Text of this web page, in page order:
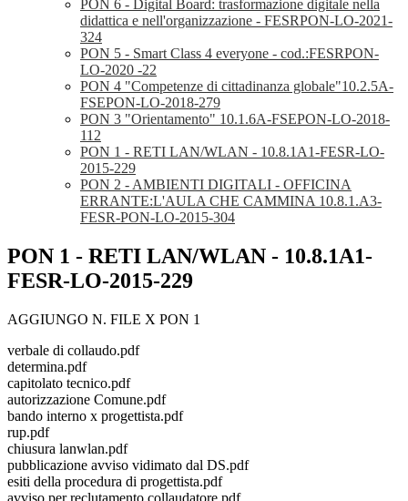
PON 6 - Digital Board: trasformazione digitale nella
didattica e nell'organizzazione - FESRPON-LO-2021-
324
PON 5 - Smart Class 4 everyone - cod.:FESRPON-
LO-2020 -22
PON 4 "Competenze di cittadinanza globale"10.2.5A-
FSEPON-LO-2018-279
PON 3 "Orientamento" 10.1.6A-FSEPON-LO-2018-
112
PON 1 - RETI LAN/WLAN - 10.8.1A1-FESR-LO-
2015-229
PON 2 - AMBIENTI DIGITALI - OFFICINA
ERRANTE:L'AULA CHE CAMMINA 10.8.1.A3-
FESR-PON-LO-2015-304
PON 1 - RETI LAN/WLAN - 10.8.1A1-
FESR-LO-2015-229
AGGIUNGO N. FILE X PON 1
verbale di collaudo.pdf
determina.pdf
capitolato tecnico.pdf
autorizzazione Comune.pdf
bando interno x progettista.pdf
rup.pdf
chiusura lanwlan.pdf
pubblicazione avviso vidimato dal DS.pdf
esiti della procedura di progettista.pdf